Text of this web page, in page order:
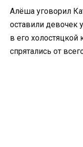
Алёша уговорил
оставили девочек
в его холостяцкой
спрятались от